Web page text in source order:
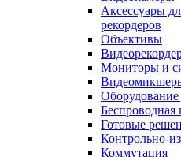
Аксессуары
рекордеров
Объективы
Мониторы и
Беспроводная
Готовые
Контрольно-
Коммутация